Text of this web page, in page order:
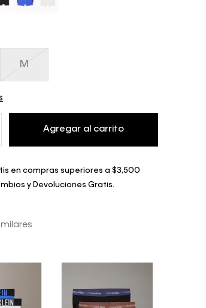
M
Agregar al carrito
en compras superiores a $3,500
y Devoluciones Gratis.